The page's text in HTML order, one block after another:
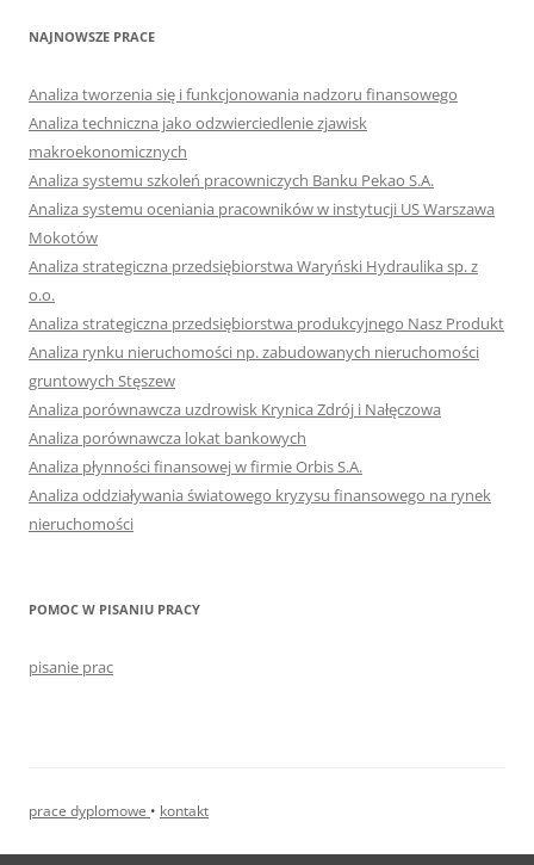
NAJNOWSZE PRACE
Analiza tworzenia się i funkcjonowania nadzoru finansowego
Analiza techniczna jako odzwierciedlenie zjawisk
makroekonomicznych
Analiza systemu szkoleń pracowniczych Banku Pekao S.A.
Analiza systemu oceniania pracowników w instytucji US Warszawa
Mokotów
Analiza strategiczna przedsiębiorstwa Waryński Hydraulika sp. z
o.o.
Analiza strategiczna przedsiębiorstwa produkcyjnego Nasz Produkt
Analiza rynku nieruchomości np. zabudowanych nieruchomości
gruntowych Stęszew
Analiza porównawcza uzdrowisk Krynica Zdrój i Nałęczowa
Analiza porównawcza lokat bankowych
Analiza płynności finansowej w firmie Orbis S.A.
Analiza oddziaływania światowego kryzysu finansowego na rynek
nieruchomości
POMOC W PISANIU PRACY
pisanie prac
prace dyplomowe • kontakt